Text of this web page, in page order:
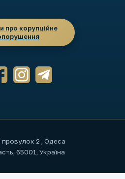
про корупційне
провулок 2
, Одеса
65001, Україна